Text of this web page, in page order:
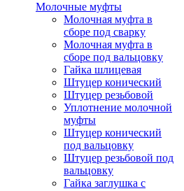
Молочные муфты
Молочная муфта в
сборе под сварку
Молочная муфта в
сборе под вальцовку
Гайка шлицевая
Штуцер конический
Штуцер резьбовой
Уплотнение молочной
муфты
Штуцер конический
под вальцовку
Штуцер резьбовой под
вальцовку
Гайка заглушка с